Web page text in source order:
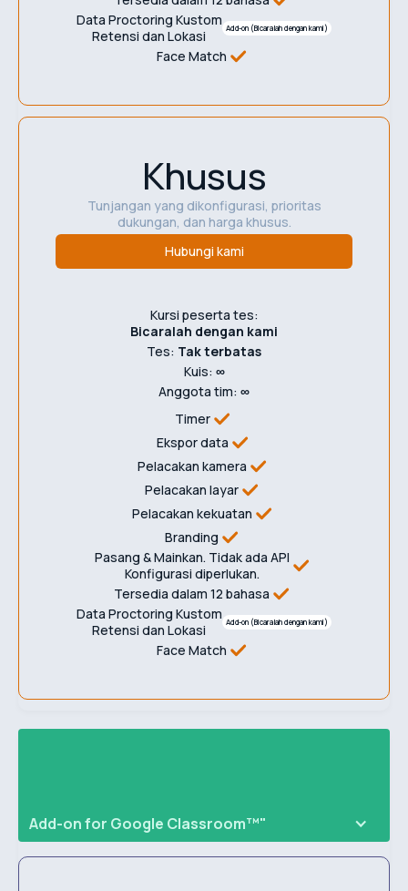
Data Proctoring Kustom
Retensi dan Lokasi
Add-on (Bicaralah dengan kami)
Face Match
Khusus
Tunjangan yang dikonfigurasi, prioritas
dukungan, dan harga khusus.
Hubungi kami
Kursi peserta tes:
Bicaralah dengan kami
Tes: Tak terbatas
Kuis: ∞
Anggota tim: ∞
Timer
Ekspor data
Pelacakan kamera
Pelacakan layar
Pelacakan kekuatan
Branding
Pasang & Mainkan. Tidak ada API
Konfigurasi diperlukan.
Tersedia dalam 12 bahasa
Data Proctoring Kustom
Retensi dan Lokasi
Add-on (Bicaralah dengan kami)
Face Match
Add-on for Google Classroom™"